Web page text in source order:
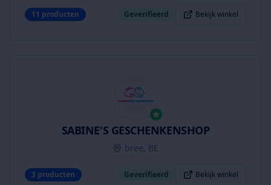
11 producten Geverifieerd Bekijk winkel
SABINE'S GESCHENKENSHOP
bree, BE
3 producten Geverifieerd Bekijk winkel